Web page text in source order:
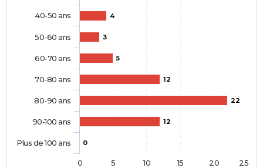
4
3
5
12
22
12
0
40-50 ans
50-60 ans
60-70 ans
70-80 ans
80-90 ans
90-100 ans
Plus de 100 ans
0 5 10 15 20 25